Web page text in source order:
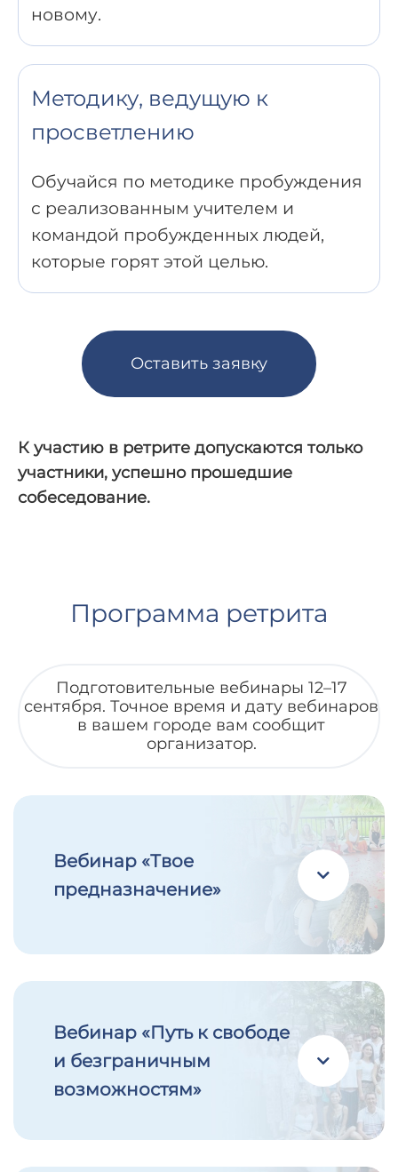
новому.
Методику, ведущую к
просветлению
Обучайся по методике пробуждения
с реализованным учителем и
командой пробужденных людей,
которые горят этой целью.
Оставить заявку
К участию в ретрите допускаются только
участники, успешно прошедшие
собеседование.
Программа ретрита
Подготовительные вебинары 12–17
сентября. Точное время и дату вебинаров
в вашем городе вам сообщит
организатор.
Вебинар «Твое
предназначение»
Вебинар «Путь к свободе
и безграничным
возможностям»